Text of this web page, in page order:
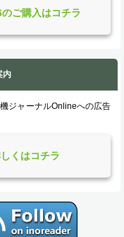
ご購入はコチラ
内
ジャーナルOnlineへの広告
くはコチラ